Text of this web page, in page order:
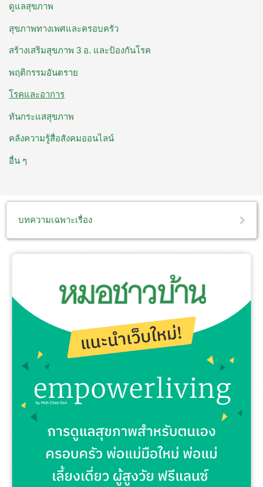
ดูแลสุขภาพ
สุขภาพทางเพศและครอบครัว
สร้างเสริมสุขภาพ 3 อ. ​และป้องกันโรค
พฤติกรรมอันตราย
โรคและอาการ
ทันกระแสสุขภาพ
คลังความรู้สื่อสังคมออนไลน์
อื่น ๆ
บทความเฉพาะเรื่อง